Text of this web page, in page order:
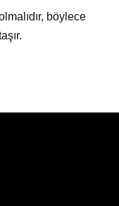
böylece